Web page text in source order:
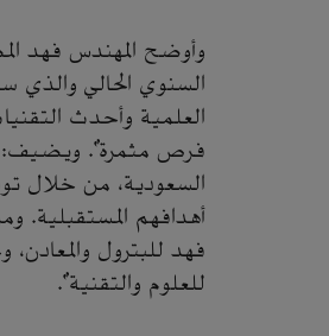
وأوضح المهندس فهد
السنوي الحالي والذي
العلمية وأحدث
فرص مثمرة". ويضيف:
السعودية، من خلال
أهدافهم المستقبلية.
فهد للبترول
للعلوم والتقنية".